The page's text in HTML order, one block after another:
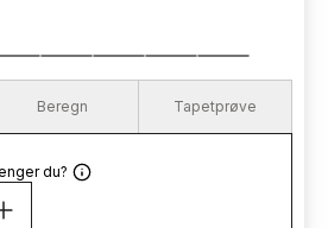
Beregn Tapetprøve
du?